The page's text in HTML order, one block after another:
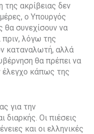
της ακρίβειας δεν
ο Υπουργός
θα συνεχίσουν να
πριν, λόγω της
καταναλωτή, αλλά
θα πρέπει να
έλεγχο κάπως της
για την
διαρκής. Οι πιέσεις
και οι ελληνικές